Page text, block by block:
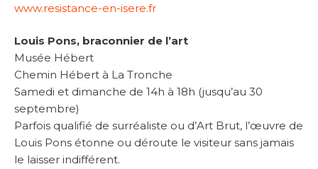
www.resistance-en-isere.fr
Louis Pons, braconnier de l’art
Musée Hébert
Chemin Hébert à La Tronche
Samedi et dimanche de 14h à 18h (jusqu’au 30
septembre)
Parfois qualifié de surréaliste ou d’Art Brut, l’œuvre de
Louis Pons étonne ou déroute le visiteur sans jamais
le laisser indifférent.